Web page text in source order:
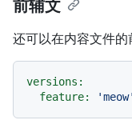
前辅文
还可以在内容文件的
versions:
feature:
'meow'